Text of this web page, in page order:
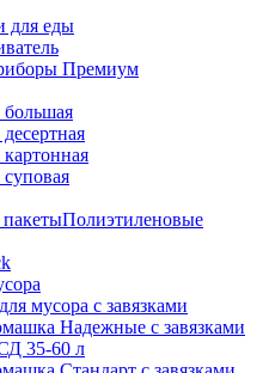
для еды
Премиум
большая
Полиэтиленовые
мусора с завязками
Надежные с завязками
35-60 л